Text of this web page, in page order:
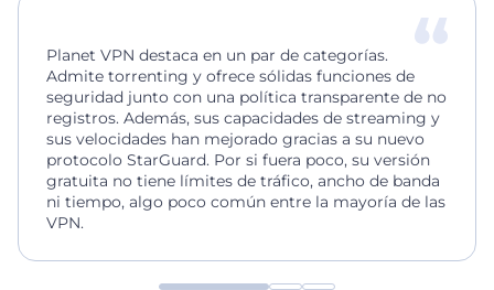
Planet VPN destaca en un par de categorías.
Admite torrenting y ofrece sólidas funciones de
seguridad junto con una política transparente de no
registros. Además, sus capacidades de streaming y
sus velocidades han mejorado gracias a su nuevo
protocolo StarGuard. Por si fuera poco, su versión
gratuita no tiene límites de tráfico, ancho de banda
ni tiempo, algo poco común entre la mayoría de las
VPN.